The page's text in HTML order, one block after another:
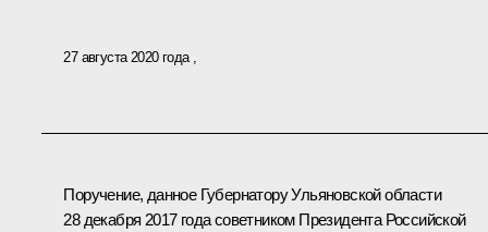
27 августа 2020 года
Поручение, данное Губернатору Ульяновской области
28 декабря 2017 года советником Президента Российской